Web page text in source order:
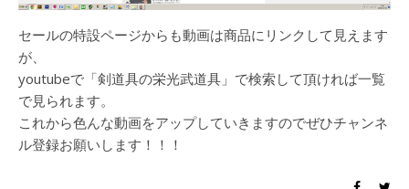
セールの特設ページからも動画は商品にリンクして見えます
が、
youtubeで「剣道具の栄光武道具」で検索して頂ければ一覧
で見られます。
これから色んな動画をアップしていきますのでぜひチャンネ
ル登録お願いします！！！